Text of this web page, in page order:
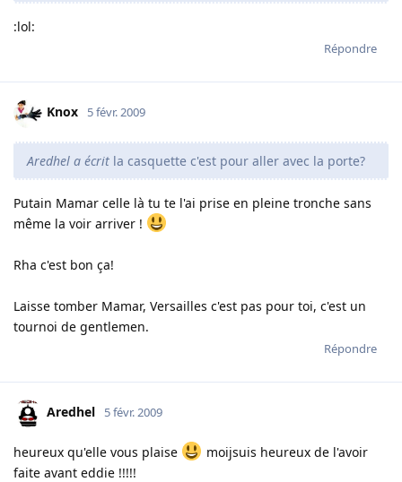
:lol:
Répondre
Knox 5 févr. 2009
Aredhel a écrit la casquette c'est pour aller avec la porte?
Putain Mamar celle là tu te l'ai prise en pleine tronche sans
même la voir arriver !
Rha c'est bon ça!
Laisse tomber Mamar, Versailles c'est pas pour toi, c'est un
tournoi de gentlemen.
Répondre
Aredhel 5 févr. 2009
heureux qu'elle vous plaise
moijsuis heureux de l'avoir
faite avant eddie !!!!!